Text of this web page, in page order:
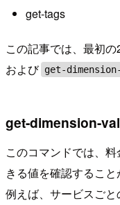
get-tags
この記事では、最初
および get-
get-dimension-
このコマンドでは、
きる値を確認すること
例えば、サービスご